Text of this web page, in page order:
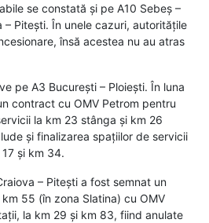
se constată și pe A10 Sebeș –
– Pitești. În unele cazuri, autoritățile
însă acestea nu au atras
pe A3 București – Ploiești. În luna
contract cu OMV Petrom pentru
la km 23 stânga și km 26
și finalizarea spațiilor de servicii
și km 34.
– Pitești a fost semnat un
55 (în zona Slatina) cu OMV
la km 29 și km 83, fiind anulate